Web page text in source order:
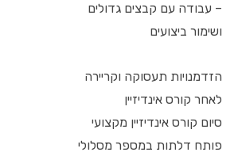
– עבודה עם קבצים גדולים
ושימור ביצועים
הזדמנויות תעסוקה וקריירה
לאחר קורס אינדיזיין
סיום קורס אינדיזיין מקצועי
פותח דלתות במספר מסלולי